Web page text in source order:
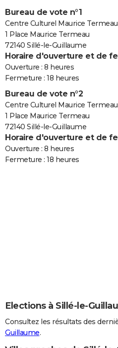
Bureau de vote n°1
Centre Culturel Maurice Termeau
1 Place Maurice Termeau
72140 Sillé-le-Guillaume
Horaire d'ouverture et de
Ouverture : 8 heures
Fermeture : 18 heures
Bureau de vote n°2
Centre Culturel Maurice Termeau
1 Place Maurice Termeau
72140 Sillé-le-Guillaume
Horaire d'ouverture et de
Ouverture : 8 heures
Fermeture : 18 heures
Elections à Sillé-le-
Consultez les résultats des
Guillaume.